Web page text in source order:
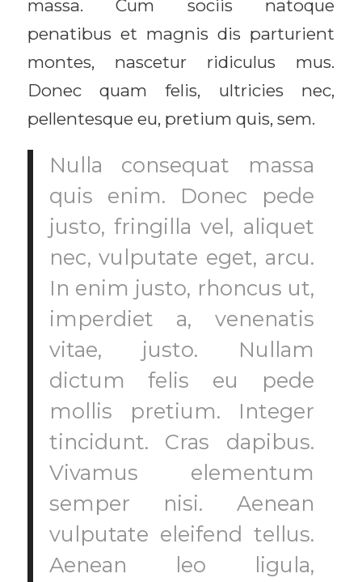
massa. Cum sociis natoque
penatibus et magnis dis parturient
montes, nascetur ridiculus mus.
Donec quam felis, ultricies nec,
pellentesque eu, pretium quis, sem.
Nulla consequat massa
quis enim. Donec pede
justo, fringilla vel, aliquet
nec, vulputate eget, arcu.
In enim justo, rhoncus ut,
imperdiet a, venenatis
vitae, justo. Nullam
dictum felis eu pede
mollis pretium. Integer
tincidunt. Cras dapibus.
Vivamus elementum
semper nisi. Aenean
vulputate eleifend tellus.
Aenean leo ligula,